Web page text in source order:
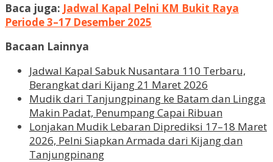
Baca juga: Jadwal Kapal Pelni KM Bukit Raya
Periode 3–17 Desember 2025
Bacaan Lainnya
Jadwal Kapal Sabuk Nusantara 110 Terbaru,
Berangkat dari Kijang 21 Maret 2026
Mudik dari Tanjungpinang ke Batam dan Lingga
Makin Padat, Penumpang Capai Ribuan
Lonjakan Mudik Lebaran Diprediksi 17–18 Maret
2026, Pelni Siapkan Armada dari Kijang dan
Tanjungpinang